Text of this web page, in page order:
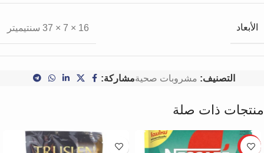
الأبعاد 16 × 7 × 37 سنتيميتر
التصنيف: مشروبات صحيةمشاركة:
منتجات ذات صلة
HOT